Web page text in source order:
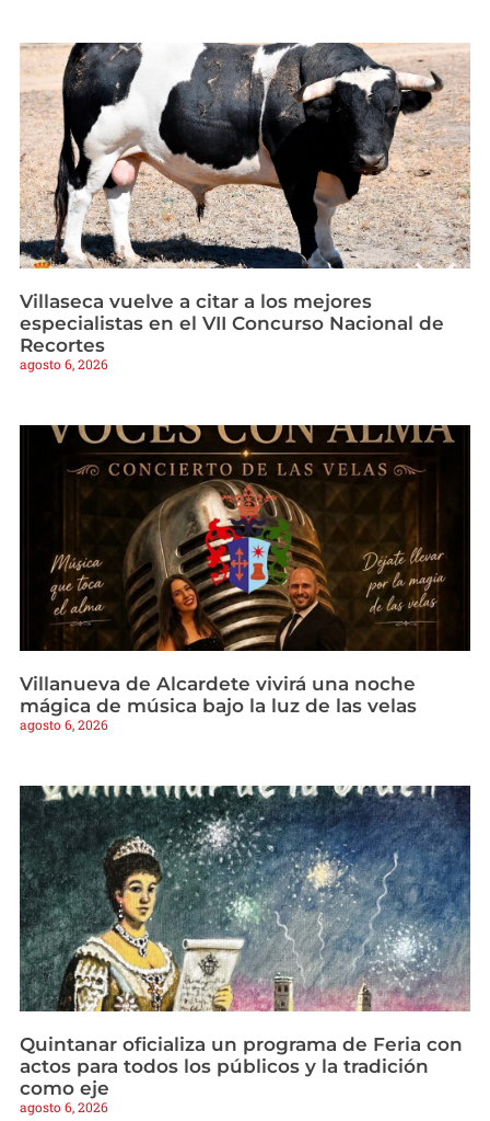
Villaseca vuelve a citar a los mejores
especialistas en el VII Concurso Nacional de
Recortes
agosto 6, 2026
Villanueva de Alcardete vivirá una noche
mágica de música bajo la luz de las velas
agosto 6, 2026
Quintanar oficializa un programa de Feria con
actos para todos los públicos y la tradición
como eje
agosto 6, 2026